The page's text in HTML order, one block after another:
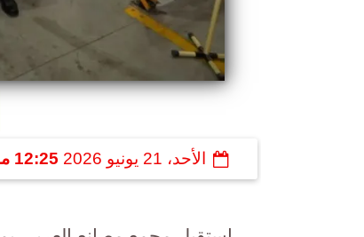
الأحد، 21 يونيو 2026 12:25 مـ